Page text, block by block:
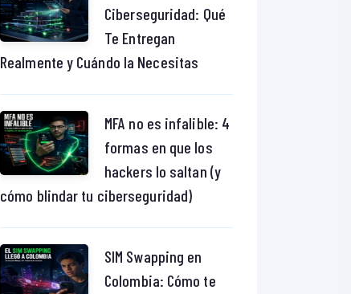
Ciberseguridad: Qué
Te Entregan
Realmente y Cuándo la Necesitas
MFA no es infalible: 4
formas en que los
hackers lo saltan (y
cómo blindar tu ciberseguridad)
SIM Swapping en
Colombia: Cómo te